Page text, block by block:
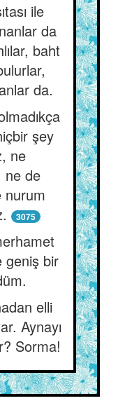
ile
da
baht
da.
şey
ne
ne de
nurum
3075
geniş bir
elli
Aynayı
Sorma!